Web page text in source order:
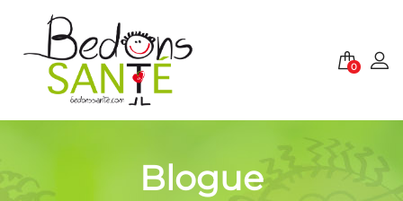
0
Blogue